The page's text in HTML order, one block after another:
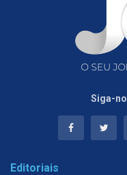
Siga-
Editoriais